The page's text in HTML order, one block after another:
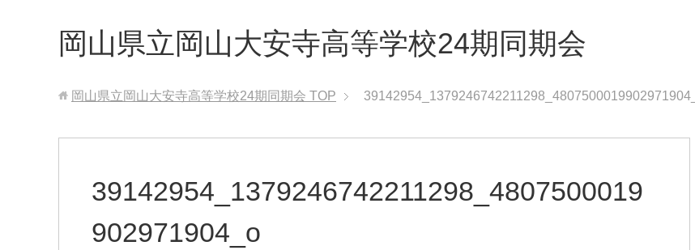
岡山県立岡山大安寺高等学校24期同期会
岡山県立岡山大安寺高等学校24期同期会 TOP
39142954_1379246742211298_4807500019
902971904_o